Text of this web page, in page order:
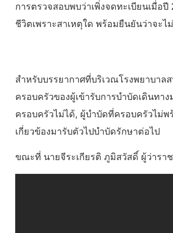
การตรวจสอบพบว่าเพิ่งจดทะเบียนเมื่
ชีวิตเพราะสาเหตุใด พร้อมยืนยันว่าจะ
สำหรับบรรยากาศที่บริเวณโรงพยาบา
ครอบครัวของผู้เข้ารับการบำบัดเดินท
ครอบครัวไม่ได้, ผู้บำบัดที่ครอบครัวไม่
เกี่ยวข้องมารับตัวไปบำบัดรักษาต่อไป
ขณะที่ นายจีระเกียรติ ภูมิสวัสดิ์ ผู้ว่าร